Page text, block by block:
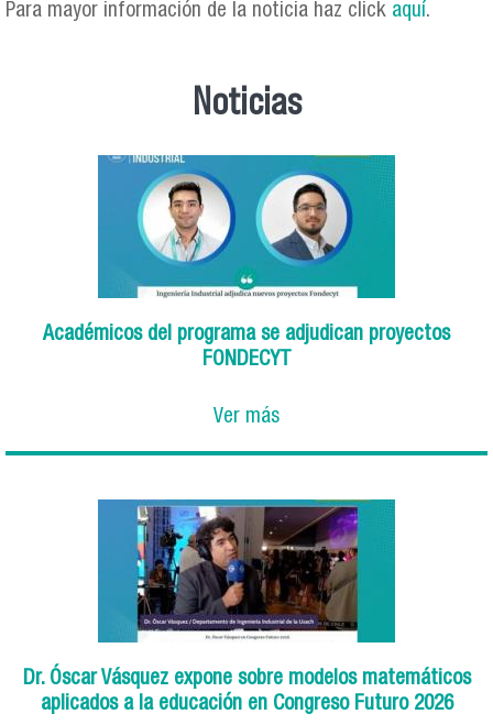
Para mayor información de la noticia haz click aquí.
Noticias
Académicos del programa se adjudican proyectos
FONDECYT
Ver más
Dr. Óscar Vásquez expone sobre modelos matemáticos
aplicados a la educación en Congreso Futuro 2026